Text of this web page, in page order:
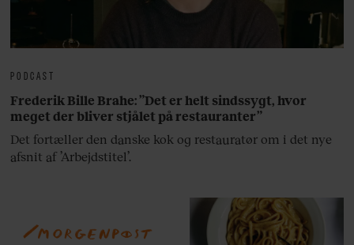
PODCAST
Frederik Bille Brahe: ”Det er helt sindssygt, hvor
meget der bliver stjålet på restauranter”
Det fortæller den danske kok og restauratør om i det nye
afsnit af ’Arbejdstitel’.